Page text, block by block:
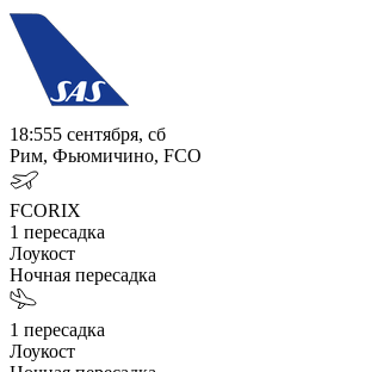
18:555 сентября, сб
Рим, Фьюмичино, FCO
FCORIX
1 пересадка
Лоукост
Ночная пересадка
1 пересадка
Лоукост